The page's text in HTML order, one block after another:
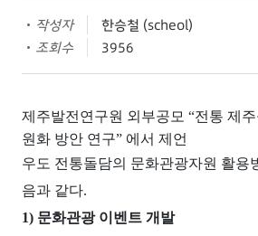
작성자
한승철 (scheol)
조회수
3956
제주발전연구원 외부공모 “전통 제
원화 방안 연구” 에서 제언
우도 전통돌담의 문화관광자원 활용
음과 같다.
1) 문화관광 이벤트 개발